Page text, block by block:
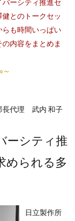
ーシティ推進セ
とのトークセッ
も時間いっぱい
内容をまとめま
長代理 武内 和子
ーシティ推
められる多
日立製作所